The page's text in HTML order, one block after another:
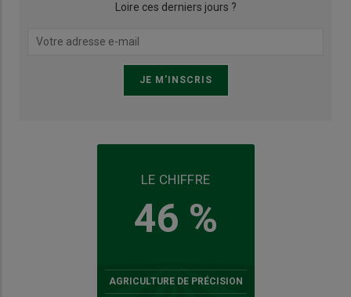
Loire ces derniers jours ?
LE CHIFFRE
46 %
AGRICULTURE DE PRÉCISION